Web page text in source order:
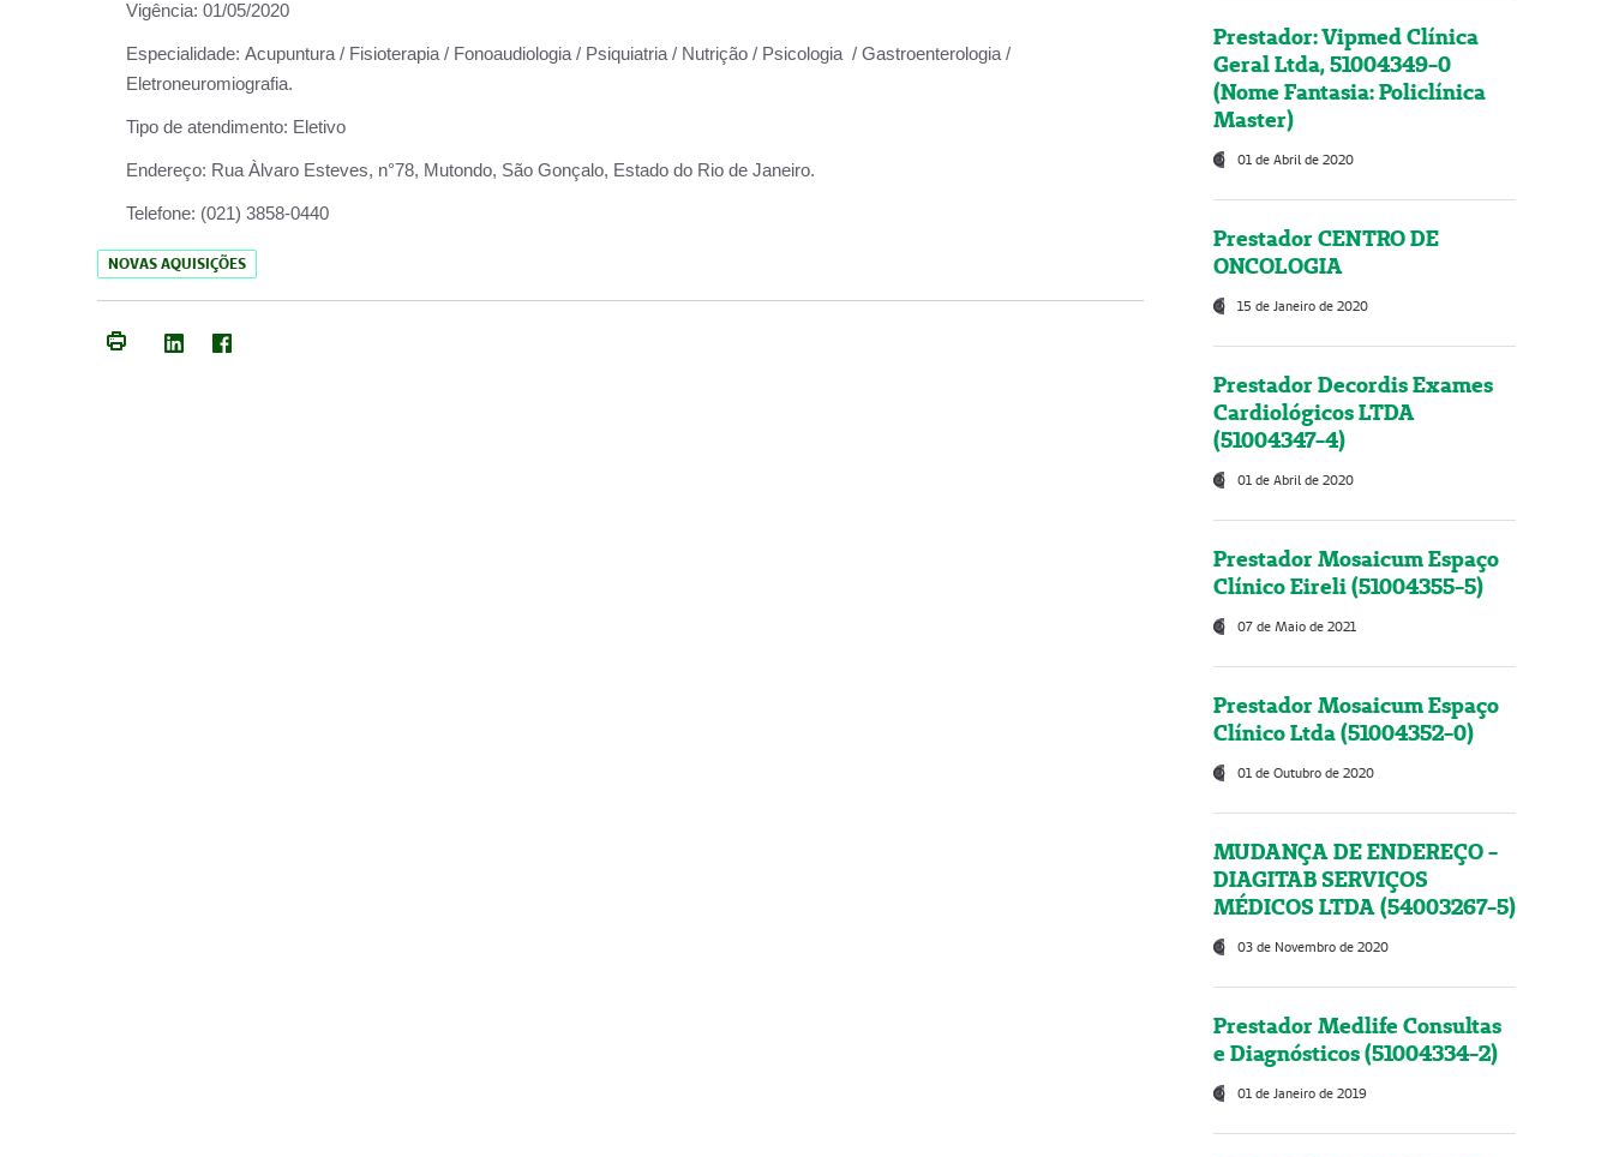
Vigência: 01/05/2020
Especialidade: Acupuntura / Fisioterapia / Fonoaudiologia / Psiquiatria / Nutrição / Psicologia / Gastroenterologia /
Eletroneuromiografia.
Tipo de atendimento: Eletivo
Endereço: Rua Àlvaro Esteves, n°78, Mutondo, São Gonçalo, Estado do Rio de Janeiro.
Telefone: (021) 3858-0440
NOVAS AQUISIÇÕES
Prestador: Vipmed Clínica
Geral Ltda, 51004349-0
(Nome Fantasia: Policlínica
Master)
01 de Abril de 2020
Prestador CENTRO DE
ONCOLOGIA
15 de Janeiro de 2020
Prestador Decordis Exames
Cardiológicos LTDA
(51004347-4)
01 de Abril de 2020
Prestador Mosaicum Espaço
Clínico Eireli (51004355-5)
07 de Maio de 2021
Prestador Mosaicum Espaço
Clínico Ltda (51004352-0)
01 de Outubro de 2020
MUDANÇA DE ENDEREÇO -
DIAGITAB SERVIÇOS
MÉDICOS LTDA (54003267-5)
03 de Novembro de 2020
Prestador Medlife Consultas
e Diagnósticos (51004334-2)
01 de Janeiro de 2019